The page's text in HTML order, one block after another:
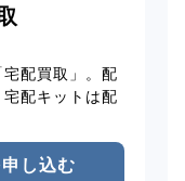
配買取」。配
配キットは配
し込む